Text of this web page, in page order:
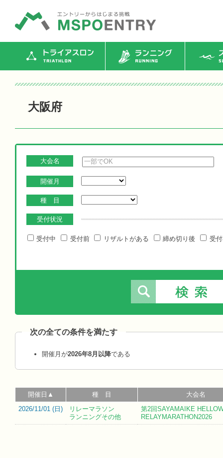
トライアスロン ランニング ス
大阪府
大会名
開催月
種 目
受付状況
受付中 受付前 リザルトがある 締め切り後 受
次の全ての条件を満たす
開催月が2026年8月以降である
開催日▲ 種 目
大会名
2026/11/01 (日 )
リレーマラソン
ランニングその他
第2回SAYAMAIKE
RELAYMARATHON2026